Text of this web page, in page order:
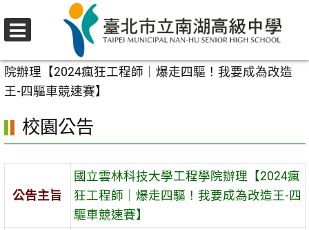
至
要
內
校園公告
院辦理【2024瘋狂工程師｜爆走四驅！我要成為改造
王-四驅車競速賽】
校園公告
公告主旨
國立雲林科技大學工程學院辦理【2024瘋
狂工程師｜爆走四驅！我要成為改造王-四
驅車競速賽】
選
單